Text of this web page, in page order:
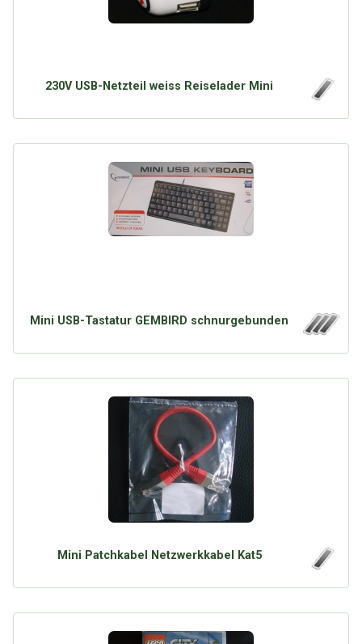
Über Tauschbu↔de
Kategorien
230V USB-Netzteil weiss Reiselader Mini
Mini USB-Tastatur GEMBIRD schnurgebunden
Mini Patchkabel Netzwerkkabel Kat5